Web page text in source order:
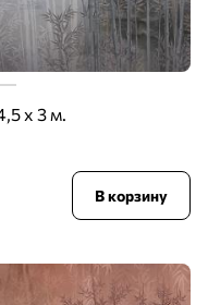
х 3 м.
В корзину